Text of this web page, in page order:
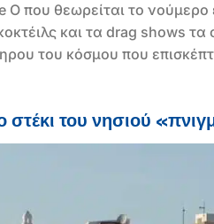
O που θεωρείται το
και τα drag shows τα
του κόσμου που
στέκι του νησιού